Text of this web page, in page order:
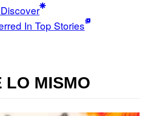
In Top Stories
LO MISMO